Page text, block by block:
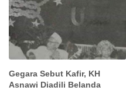
Gegara Sebut Kafir, KH
Asnawi Diadili Belanda